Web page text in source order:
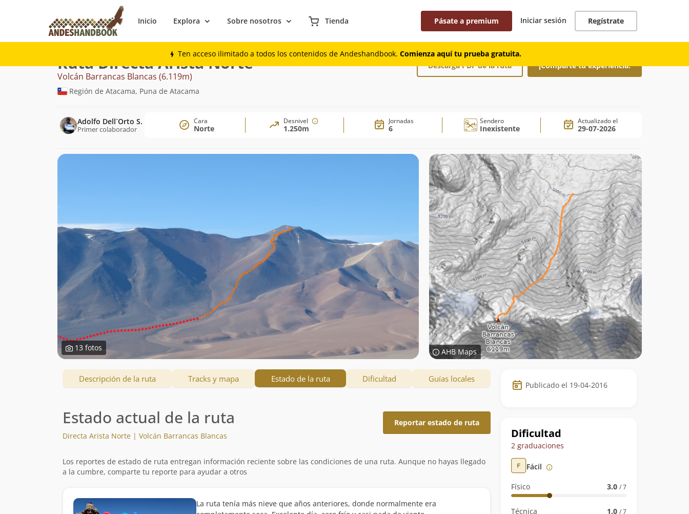
Inicio Explora Sobre nosotros Tienda Pásate a premium Iniciar sesión Regístrate
Ten acceso ilimitado a todos los contenidos de Andeshandbook. Comienza aquí tu prueba gratuita.
Montaña
Ruta Directa Arista Norte
Volcán Barrancas Blancas (6.119m)
Región de Atacama, Puna de Atacama
Descarga PDF de la ruta ¡Comparte tu experiencia!
Adolfo Dell´Orto S.
Primer colaborador
Cara
Norte
Desnivel
1.250m
Jornadas
6
Sendero
Inexistente
Actualizado el
29-07-2026
13 fotos AHB Maps
Datos
de
ruta
Publicado el 19-04-2016
Dificultad
2 graduaciones
Fácil
Físico 3.0 / 7
Técnica 1.0 / 7
Descripción de la ruta Tracks y mapa Estado de la ruta Dificultad Guías locales
Estado actual de la ruta
Directa Arista Norte | Volcán Barrancas Blancas
Reportar estado de ruta
Los reportes de estado de ruta entregan información reciente sobre las condiciones de una ruta. Aunque no hayas llegado
a la cumbre, comparte tu reporte para ayudar a otros
La ruta tenía más nieve que años anteriores, donde normalmente era